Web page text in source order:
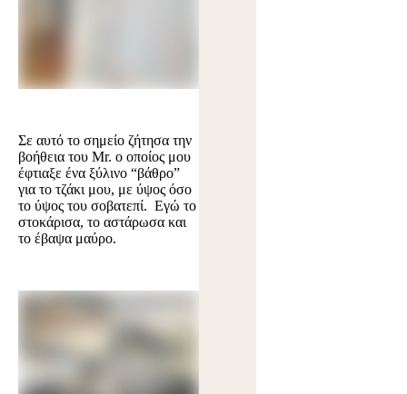
Σε αυτό το σημείο ζήτησα την
βοήθεια του Mr. ο οποίος μου
έφτιαξε ένα ξύλινο “βάθρο”
για το τζάκι μου, με ύψος όσο
το ύψος του σοβατεπί. Εγώ το
στοκάρισα, το αστάρωσα και
το έβαψα μαύρο.